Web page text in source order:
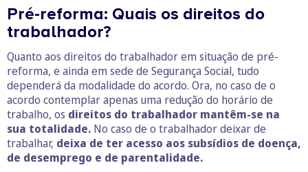
Pré-reforma: Quais os direitos do
trabalhador?
Quanto aos direitos do trabalhador em situação de pré-
reforma, e ainda em sede de Segurança Social, tudo
dependerá da modalidade do acordo. Ora, no caso de o
acordo contemplar apenas uma redução do horário de
trabalho, os direitos do trabalhador mantêm-se na
sua totalidade. No caso de o trabalhador deixar de
trabalhar, deixa de ter acesso aos subsídios de doença,
de desemprego e de parentalidade.